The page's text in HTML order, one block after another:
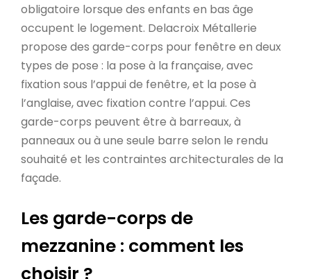
obligatoire lorsque des enfants en bas âge
occupent le logement. Delacroix Métallerie
propose des garde-corps pour fenêtre en deux
types de pose : la pose à la française, avec
fixation sous l’appui de fenêtre, et la pose à
l’anglaise, avec fixation contre l’appui. Ces
garde-corps peuvent être à barreaux, à
panneaux ou à une seule barre selon le rendu
souhaité et les contraintes architecturales de la
façade.
Les garde-corps de
mezzanine : comment les
choisir ?